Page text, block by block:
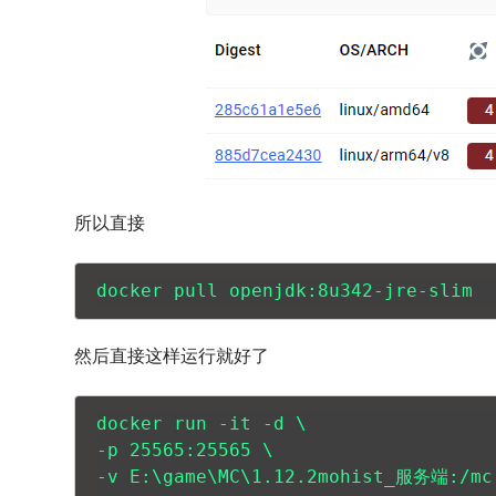
所以直接
docker pull openjdk:8u342-jre-slim
然后直接这样运行就好了
docker run -it -d \
-p 25565:25565 \
-v E:\game\MC\1.12.2mohist_服务端:/